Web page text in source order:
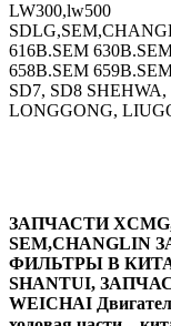
LW300,lw500
616B.SEM
658B.SEM
SD7, SD8
LONGGONG,
ЗАПЧАСТИ XCMG,
SEM,CHANGLIN
ФИЛЬТРЫ В
SHANTUI,
WEICHAI